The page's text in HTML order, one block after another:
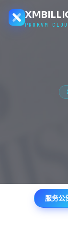
PROKVM
服务公